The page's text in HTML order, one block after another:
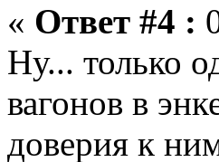
« Ответ #4 :
Ну... только
вагонов в
доверия к